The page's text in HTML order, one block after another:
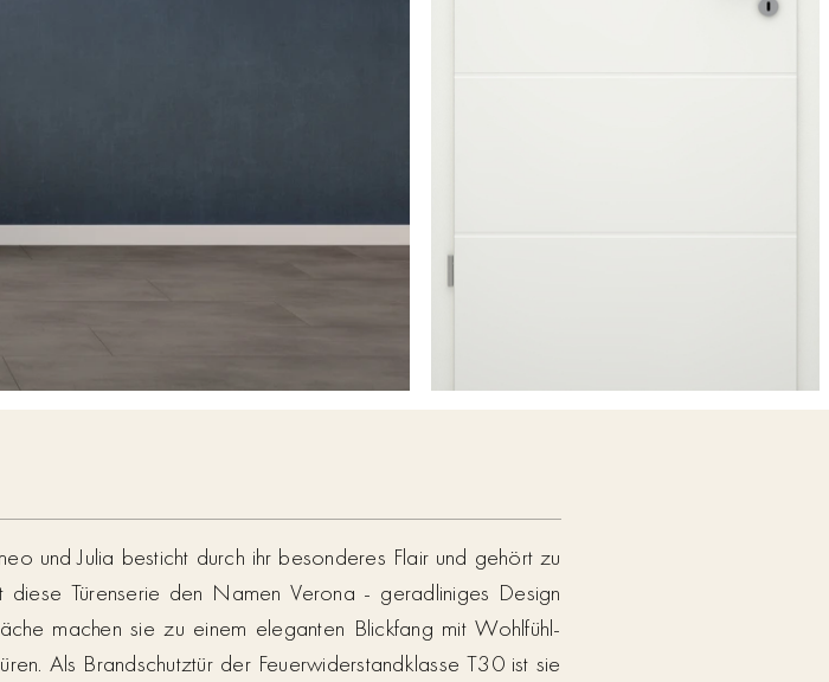
und Julia besticht durch ihr besonderes Flair und gehört zu
Türenserie den Namen Verona - geradliniges Design
machen sie zu einem eleganten Blickfang mit Wohlfühl-
Als Brandschutztür der Feuerwiderstandklasse T30 ist sie